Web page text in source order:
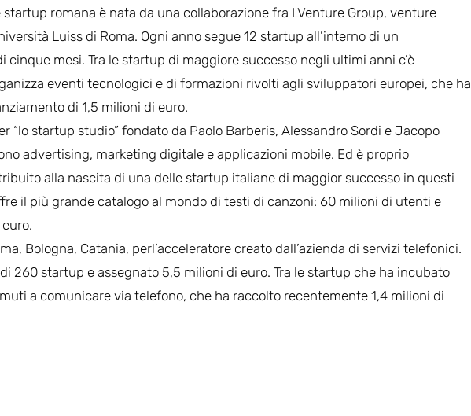
romana è nata da una collaborazione fra LVenture Group, venture
Luiss di Roma. Ogni anno segue 12 startup all’interno di un
cinque mesi. Tra le startup di maggiore successo negli ultimi anni c’è
eventi tecnologici e di formazioni rivolti agli sviluppatori europei, che ha
di 1,5 milioni di euro.
“lo startup studio” fondato da Paolo Barberis, Alessandro Sordi e Jacopo
advertising, marketing digitale e applicazioni mobile. Ed è proprio
alla nascita di una delle startup italiane di maggior successo in questi
il più grande catalogo al mondo di testi di canzoni: 60 milioni di utenti e
Bologna, Catania, perl’acceleratore creato dall’azienda di servizi telefonici.
260 startup e assegnato 5,5 milioni di euro. Tra le startup che ha incubato
a comunicare via telefono, che ha raccolto recentemente 1,4 milioni di